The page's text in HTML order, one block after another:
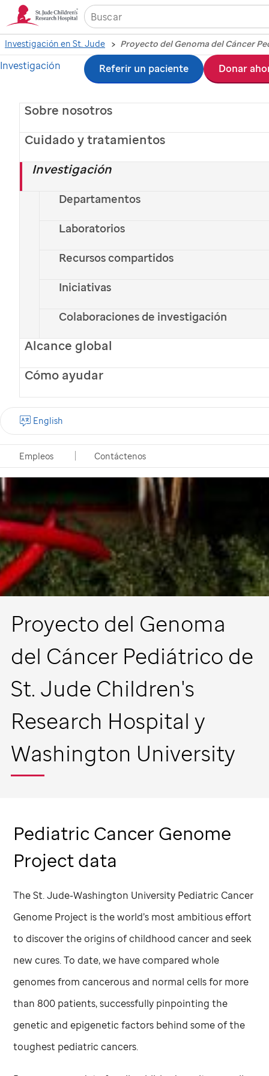
Ir
contenido
principal
Sobre nosotros
Cuidado y tratamientos
Investigación
Departamentos
Laboratorios
Recursos compartidos
Iniciativas
Colaboraciones de investigación
Alcance global
Cómo ayudar
Investigación
Empleos Contáctenos
English
Referir un paciente Donar
Investigación en St. Jude Proyecto del Genoma del Cáncer
Proyecto del Genoma
del Cáncer Pediátrico de
St. Jude Children's
Research Hospital y
Washington University
Pediatric Cancer Genome
Project data
TheSt. Jude-Washington University Pediatric Cancer
Genome Project is the world’s most ambitious effort
to discover the origins of childhood cancer and seek
new cures. To date, we have compared whole
genomes from cancerous and normal cells for more
than 800 patients, successfully pinpointing the
genetic and epigenetic factors behind some of the
toughest pediatric cancers.